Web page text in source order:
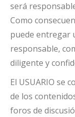
será
Como
puede entregar
responsable,
diligente y
El USUARIO se
de los
foros de